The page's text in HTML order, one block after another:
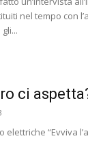
nel tempo con
ci
“Evviva